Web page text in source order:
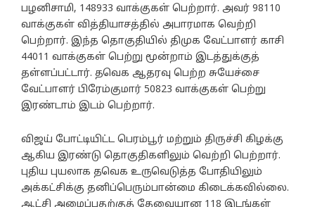
பழனிசாமி, 148933 வாக்குகள் பெற்றார். அவர் 98110
வாக்குகள் வித்தியாசத்தில் அபாரமாக வெற்றி
பெற்றார். இந்த தொகுதியில் திமுக வேட்பாளர் காசி
44011 வாக்குகள் பெற்று மூன்றாம் இடத்துக்குத்
தள்ளப்பட்டார். தவெக ஆதரவு பெற்ற சுயேச்சை
வேட்பாளர் பிரேம்குமார் 50823 வாக்குகள் பெற்று
இரண்டாம் இடம் பெற்றார்.
விஜய் போட்டியிட்ட பெரம்பூர் மற்றும் திருச்சி கிழக்கு
ஆகிய இரண்டு தொகுதிகளிலும் வெற்றி பெற்றார்.
புதிய புயலாக தவெக உருவெடுத்த போதியிலும்
அக்கட்சிக்கு தனிப்பெரும்பான்மை கிடைக்கவில்லை.